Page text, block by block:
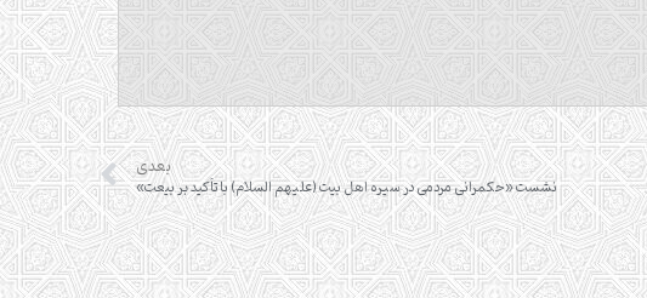
بعدی
نشست «حکمرانی مردمی در سیره اهل بیت (علیهم السلام) با تأکید بر بیعت»